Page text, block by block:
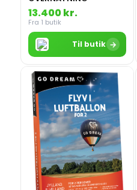
13.400 kr.
Fra 1 butik
Til butik →